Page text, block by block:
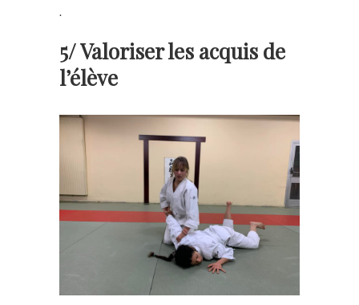
.
5/ Valoriser les acquis de
l’élève